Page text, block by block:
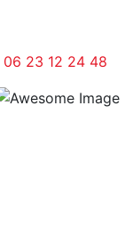
06 23 12 24 48